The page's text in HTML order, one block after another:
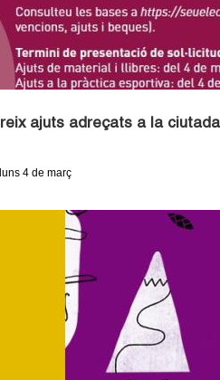
ajuts adreçats a la
4 de març